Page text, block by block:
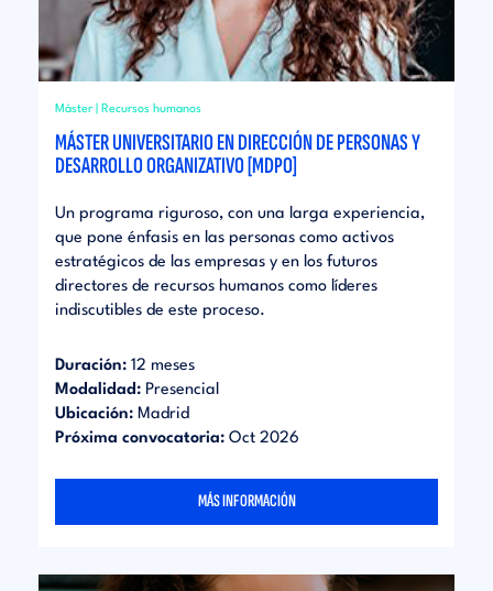
Máster | Recursos humanos
MÁSTER UNIVERSITARIO EN DIRECCIÓN DE PERSONAS Y
DESARROLLO ORGANIZATIVO [MDPO]
Un programa riguroso, con una larga experiencia,
que pone énfasis en las personas como activos
estratégicos de las empresas y en los futuros
directores de recursos humanos como líderes
indiscutibles de este proceso.
Duración: 12 meses
Modalidad: Presencial
Ubicación: Madrid
Próxima convocatoria: Oct 2026
MÁS INFORMACIÓN